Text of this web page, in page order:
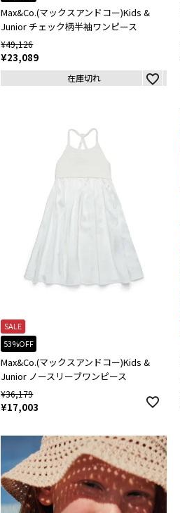
Max&Co.(マックスアンドコー)Kids &
Junior チェック柄半袖ワンピース
¥49,126
¥23,089
在庫切れ
SALE
53%OFF
Max&Co.(マックスアンドコー)Kids &
Junior ノースリーブワンピース
¥36,179
¥17,003